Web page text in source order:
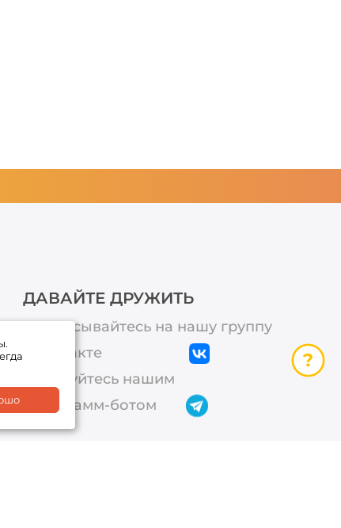
ДАВАЙТЕ ДРУЖИТЬ
Подписывайтесь на нашу группу
ВКонтакте
Пользуйтесь нашим
телеграмм-ботом